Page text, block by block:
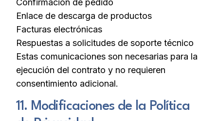
Confirmación de pedido
Enlace de descarga de productos
Facturas electrónicas
Respuestas a solicitudes de soporte técnico
Estas comunicaciones son necesarias para la
ejecución del contrato y no requieren
consentimiento adicional.
11. Modificaciones de la Política